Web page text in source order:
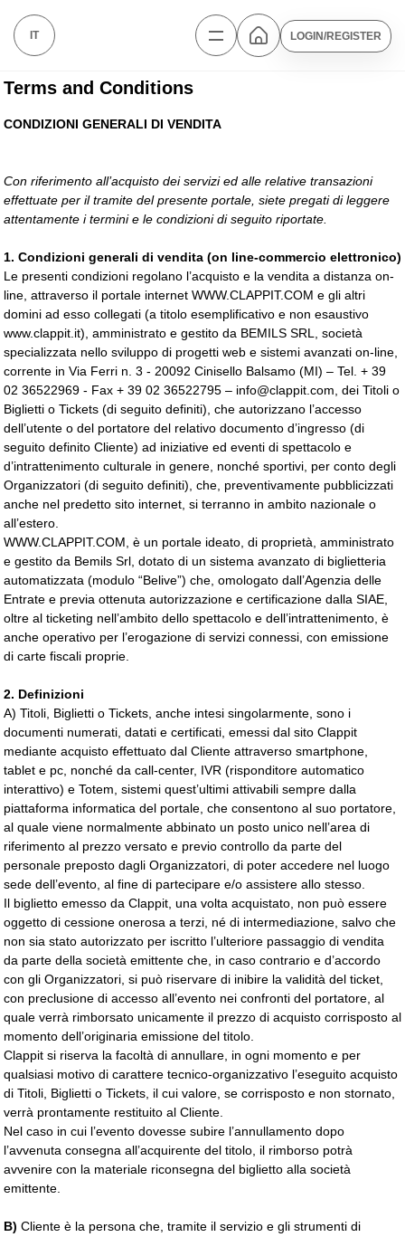
IT LOGIN/REGISTER
Terms and Conditions
CONDIZIONI GENERALI DI VENDITA
Con riferimento all’acquisto dei servizi ed alle relative transazioni
effettuate per il tramite del presente portale, siete pregati di leggere
attentamente i termini e le condizioni di seguito riportate.
1. Condizioni generali di vendita (on line-commercio elettronico)
Le presenti condizioni regolano l’acquisto e la vendita a distanza on-
line, attraverso il portale internet WWW.CLAPPIT.COM e gli altri
domini ad esso collegati (a titolo esemplificativo e non esaustivo
www.clappit.it), amministrato e gestito da BEMILS SRL, società
specializzata nello sviluppo di progetti web e sistemi avanzati on-line,
corrente in Via Ferri n. 3 - 20092 Cinisello Balsamo (MI) – Tel. + 39
02 36522969 - Fax + 39 02 36522795 – info@clappit.com, dei Titoli o
Biglietti o Tickets (di seguito definiti), che autorizzano l’accesso
dell’utente o del portatore del relativo documento d’ingresso (di
seguito definito Cliente) ad iniziative ed eventi di spettacolo e
d’intrattenimento culturale in genere, nonché sportivi, per conto degli
Organizzatori (di seguito definiti), che, preventivamente pubblicizzati
anche nel predetto sito internet, si terranno in ambito nazionale o
all’estero.
WWW.CLAPPIT.COM, è un portale ideato, di proprietà, amministrato
e gestito da Bemils Srl, dotato di un sistema avanzato di biglietteria
automatizzata (modulo “Belive”) che, omologato dall’Agenzia delle
Entrate e previa ottenuta autorizzazione e certificazione dalla SIAE,
oltre al ticketing nell’ambito dello spettacolo e dell’intrattenimento, è
anche operativo per l’erogazione di servizi connessi, con emissione
di carte fiscali proprie.
2. Definizioni
A) Titoli, Biglietti o Tickets, anche intesi singolarmente, sono i
documenti numerati, datati e certificati, emessi dal sito Clappit
mediante acquisto effettuato dal Cliente attraverso smartphone,
tablet e pc, nonché da call-center, IVR (risponditore automatico
interattivo) e Totem, sistemi quest’ultimi attivabili sempre dalla
piattaforma informatica del portale, che consentono al suo portatore,
al quale viene normalmente abbinato un posto unico nell’area di
riferimento al prezzo versato e previo controllo da parte del
personale preposto dagli Organizzatori, di poter accedere nel luogo
sede dell’evento, al fine di partecipare e/o assistere allo stesso.
Il biglietto emesso da Clappit, una volta acquistato, non può essere
oggetto di cessione onerosa a terzi, né di intermediazione, salvo che
non sia stato autorizzato per iscritto l’ulteriore passaggio di vendita
da parte della società emittente che, in caso contrario e d’accordo
con gli Organizzatori, si può riservare di inibire la validità del ticket,
con preclusione di accesso all’evento nei confronti del portatore, al
quale verrà rimborsato unicamente il prezzo di acquisto corrisposto al
momento dell’originaria emissione del titolo.
Clappit si riserva la facoltà di annullare, in ogni momento e per
qualsiasi motivo di carattere tecnico-organizzativo l’eseguito acquisto
di Titoli, Biglietti o Tickets, il cui valore, se corrisposto e non stornato,
verrà prontamente restituito al Cliente.
Nel caso in cui l’evento dovesse subire l’annullamento dopo
l’avvenuta consegna all’acquirente del titolo, il rimborso potrà
avvenire con la materiale riconsegna del biglietto alla società
emittente.
B) Cliente è la persona che, tramite il servizio e gli strumenti di